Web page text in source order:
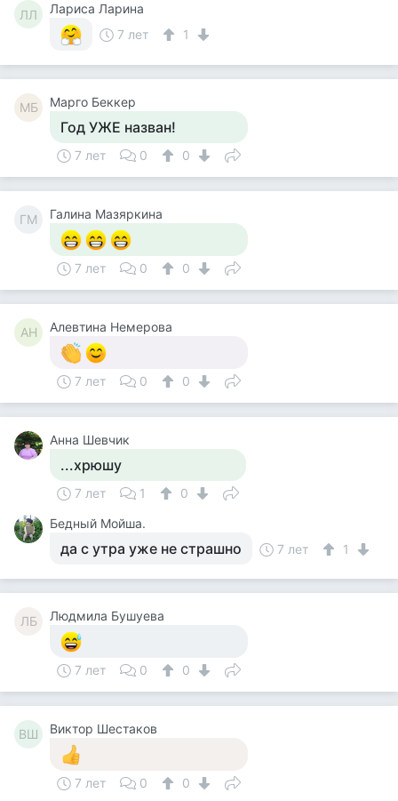
ЛЛ
Лариса Ларина
7 лет
1
MБ Mарго Беккер
Год УЖЕ назван!
7 лет 0 0
ГМ Галина Мазяркина
7 лет 0 0
АН Алевтина Немерова
7 лет 0 0
Анна Шевчик
...хрюшу
7 лет 1
0
Бедный Мойша.
да с утра уже не страшно 7 лет 1
ЛБ Людмила Бушуева
7 лет 0 0
ВШ Виктор Шестаков
7 лет 0 0